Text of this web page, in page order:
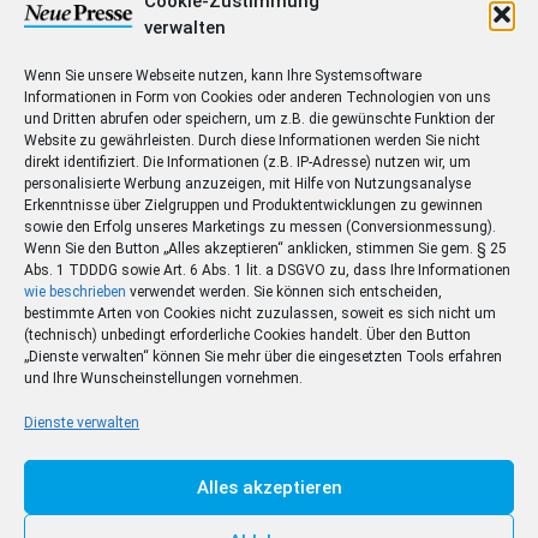
verwalten
Wenn Sie unsere Webseite nutzen, kann Ihre Systemsoftware
Informationen in Form von Cookies oder anderen Technologien von uns
und Dritten abrufen oder speichern, um z.B. die gewünschte Funktion der
Website zu gewährleisten. Durch diese Informationen werden Sie nicht
direkt identifiziert. Die Informationen (z.B. IP-Adresse) nutzen wir, um
personalisierte Werbung anzuzeigen, mit Hilfe von Nutzungsanalyse
Erkenntnisse über Zielgruppen und Produktentwicklungen zu gewinnen
sowie den Erfolg unseres Marketings zu messen (Conversionmessung).
Wenn Sie den Button „Alles akzeptieren“ anklicken, stimmen Sie gem. § 25
Abs. 1 TDDDG sowie Art. 6 Abs. 1 lit. a DSGVO zu, dass Ihre Informationen
wie beschrieben verwendet werden. Sie können sich entscheiden,
bestimmte Arten von Cookies nicht zuzulassen, soweit es sich nicht um
(technisch) unbedingt erforderliche Cookies handelt. Über den Button
„Dienste verwalten“ können Sie mehr über die eingesetzten Tools erfahren
und Ihre Wunscheinstellungen vornehmen.
Dienste verwalten
Alles akzeptieren
Was ist Plural?
So funktioniert’s
Neues Bewertungssystem
Was kommt als Nächstes?
Wir freuen uns sehr auf den Austausch mit Ihnen und
sind gespannt auf Ihre Meinungen und Ideen. Probieren
Sie die neue Funktion doch gleich aus. Lassen Sie uns
Ort machen, an dem offene und konstruktive Gespräche
stattfinden.